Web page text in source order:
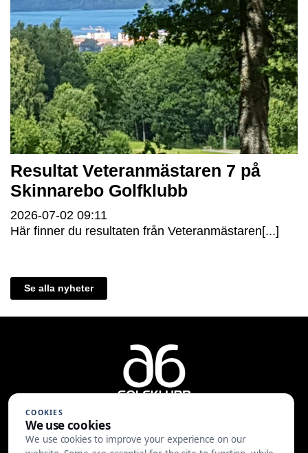
Resultat Veteranmästaren 7 på
Skinnarebo Golfklubb
2026-07-02 09:11
Här finner du resultaten från Veteranmästaren[...]
Se alla nyheter
A6 Golfklubb | Centralvägen 37 |
COOKIES
We use cookies
We use cookies to improve your experience on our